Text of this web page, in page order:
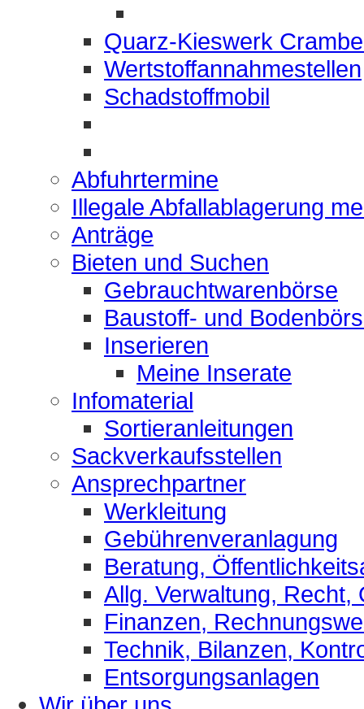
Quarz-Kieswerk
Wertstoffannahmestellen
Schadstoffmobil
Abfuhrtermine
Illegale Abfallablagerung
Anträge
Bieten und Suchen
Gebrauchtwarenbörse
Baustoff- und
Inserieren
Meine Inserate
Infomaterial
Sortieranleitungen
Sackverkaufsstellen
Ansprechpartner
Werkleitung
Gebührenveranlagung
Beratung,
Allg. Verwaltung, Recht,
Finanzen,
Technik, Bilanzen,
Entsorgungsanlagen